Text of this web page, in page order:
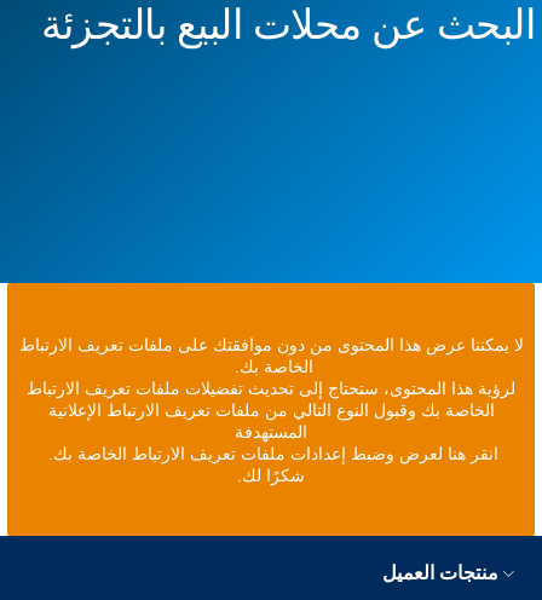
البحث عن محلات البيع بالتجزئة
لا يمكننا عرض هذا المحتوى من دون موافقتك على ملفات تعريف الارتباط
الخاصة بك.
لرؤية هذا المحتوى، ستحتاج إلى تحديث تفضيلات ملفات تعريف الارتباط
الخاصة بك وقبول النوع التالي من ملفات تعريف الارتباط الإعلانية
المستهدفة
انقر هنا لعرض وضبط إعدادات ملفات تعريف الارتباط الخاصة بك.
شكرًا لك.
منتجات العميل